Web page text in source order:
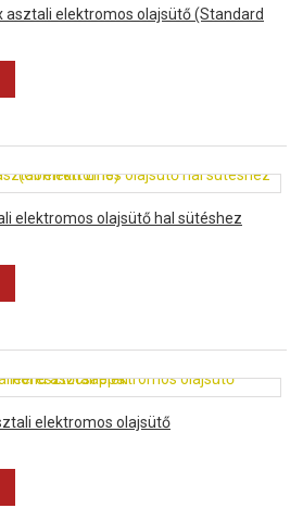
asztali elektromos olajsütő (Standard
elektromos olajsütő hal sütéshez
elektromos olajsütő